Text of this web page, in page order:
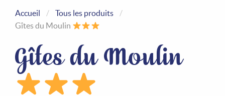
Accueil
Tous les produits
Gîtes du Moulin
Gîtes du Moulin